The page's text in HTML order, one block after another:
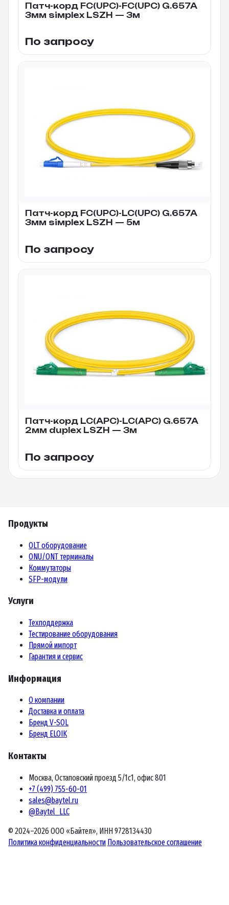
Патч-корд FC(UPC)-FC(UPC) G.657A
3мм siмplex LSZH — 3м
По запросу
Патч-корд FC(UPC)-LC(UPC) G.657A
3мм siмplex LSZH — 5м
По запросу
Патч-корд LC(APC)-LC(APC) G.657A
2мм duplex LSZH — 3м
По запросу
Продукты
OLT оборудование
ONU/ONT терминалы
Коммутаторы
SFP-модули
Услуги
Техподдержка
Тестирование оборудования
Прямой импорт
Гарантия и сервис
Информация
О компании
Доставка и оплата
Бренд V-SOL
Бренд ELOIK
Контакты
Москва, Остаповский проезд 5/1с1, офис 801
+7 (499) 755-60-01
sales@baytel.ru
@Baytel_LLC
© 2024–2026 ООО «Байтел», ИНН 9728134430
Политика конфиденциальности Пользовательское соглашение